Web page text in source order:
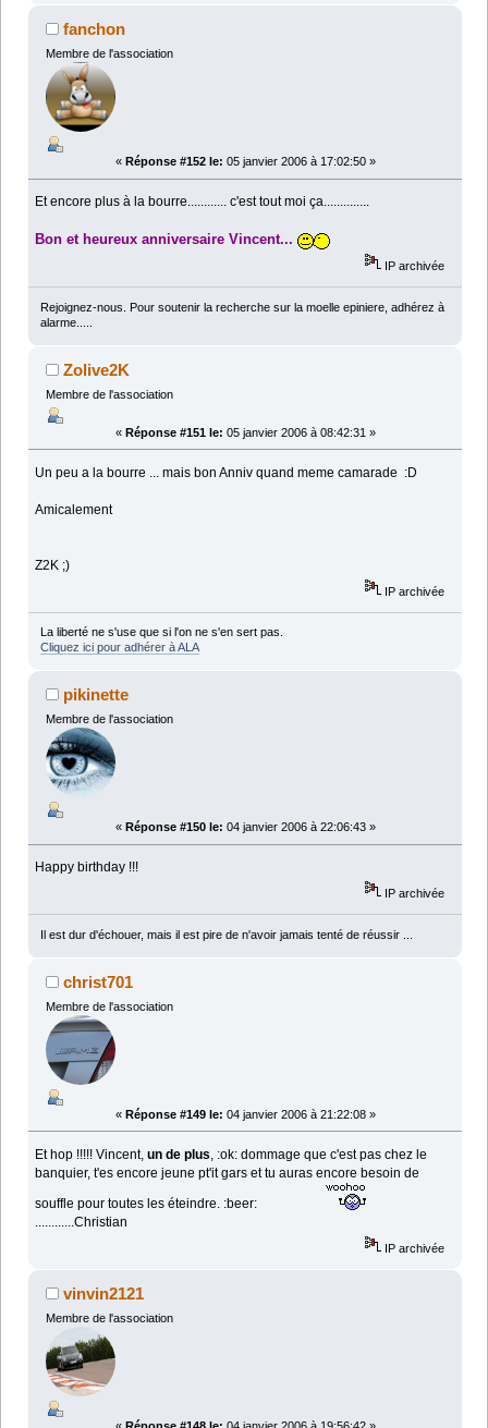
fanchon
Membre de l'association
« Réponse #152 le: 05 janvier 2006 à 17:02:50 »
Et encore plus à la bourre............ c'est tout moi ça..............
Bon et heureux anniversaire Vincent...
IP archivée
Rejoignez-nous. Pour soutenir la recherche sur la moelle epiniere, adhérez à
alarme.....
Zolive2K
Membre de l'association
« Réponse #151 le: 05 janvier 2006 à 08:42:31 »
Un peu a la bourre ... mais bon Anniv quand meme camarade :D
Amicalement
Z2K ;)
IP archivée
La liberté ne s'use que si l'on ne s'en sert pas.
Cliquez ici pour adhérer à ALA
pikinette
Membre de l'association
« Réponse #150 le: 04 janvier 2006 à 22:06:43 »
Happy birthday !!!
IP archivée
Il est dur d'échouer, mais il est pire de n'avoir jamais tenté de réussir ...
christ701
Membre de l'association
« Réponse #149 le: 04 janvier 2006 à 21:22:08 »
Et hop !!!!! Vincent,un de plus , :ok: dommage que c'est pas chez le
banquier, t'es encore jeune pt'it gars et tu auras encore besoin de
souffle pour toutes les éteindre. :beer:
............Christian
IP archivée
vinvin2121
Membre de l'association